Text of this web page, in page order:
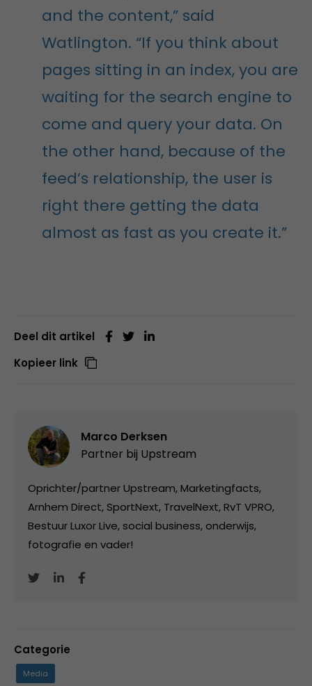
and the content,” said
Watlington. “If you think about
pages sitting in an index, you are
waiting for the search engine to
come and query your data. On
the other hand, because of the
feed’s relationship, the user is
right there getting the data
almost as fast as you create it.”
Deel dit artikel
Kopieer link
Marco Derksen
Partner bij Upstream
Oprichter/partner Upstream, Marketingfacts,
Arnhem Direct, SportNext, TravelNext, RvT VPRO,
Bestuur Luxor Live, social business, onderwijs,
fotografie en vader!
Categorie
Media